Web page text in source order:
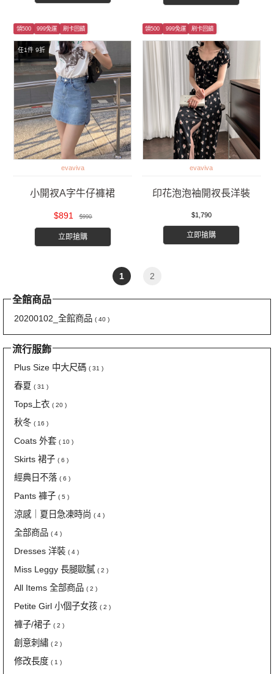
任1件 9折
領500 999免運 刷卡回饋
evaviva
小開衩A字牛仔褲裙
$891 $990
立即搶購
領500 999免運 刷卡回饋
evaviva
印花泡泡袖開衩長洋裝
$1,790
立即搶購
1 2
全館商品
20200102_全館商品 ( 40 )
流行服飾
Plus Size 中大尺碼 ( 31 )
春夏 ( 31 )
Tops上衣 ( 20 )
秋冬 ( 16 )
Coats 外套 ( 10 )
Skirts 裙子 ( 6 )
經典日不落 ( 6 )
Pants 褲子 ( 5 )
涼感｜夏日急凍時尚 ( 4 )
全部商品 ( 4 )
Dresses 洋裝 ( 4 )
Miss Leggy 長腿歐膩 ( 2 )
All Items 全部商品 ( 2 )
Petite Girl 小個子女孩 ( 2 )
褲子/裙子 ( 2 )
創意刺繡 ( 2 )
修改長度 ( 1 )